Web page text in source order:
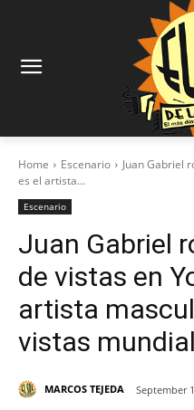
Home Escenario
Juan Gabriel
es el artista...
Escenario
Juan Gabriel
de vistas en
artista
vistas
MARCOS TEJEDA September